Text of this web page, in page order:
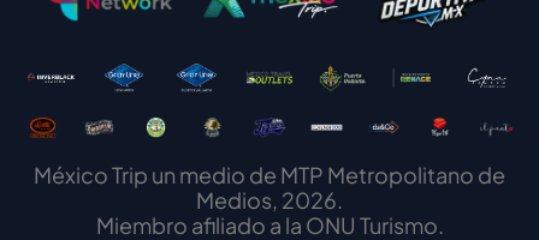
México Trip un medio de MTP Metropolitano de
Medios, 2026.
Miembro afiliado a la ONU Turismo.